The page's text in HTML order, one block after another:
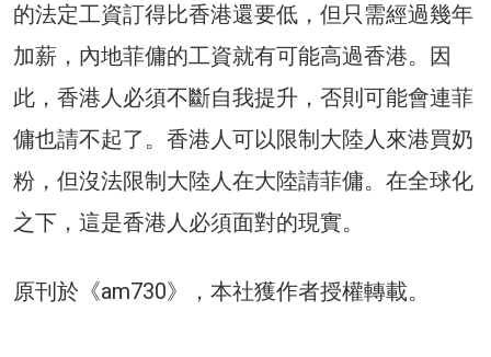
的法定工資訂得比香港還要低，但只需經過幾年
加薪，內地菲傭的工資就有可能高過香港。因
此，香港人必須不斷自我提升，否則可能會連菲
傭也請不起了。香港人可以限制大陸人來港買奶
粉，但沒法限制大陸人在大陸請菲傭。在全球化
之下，這是香港人必須面對的現實。
原刊於《am730》，本社獲作者授權轉載。